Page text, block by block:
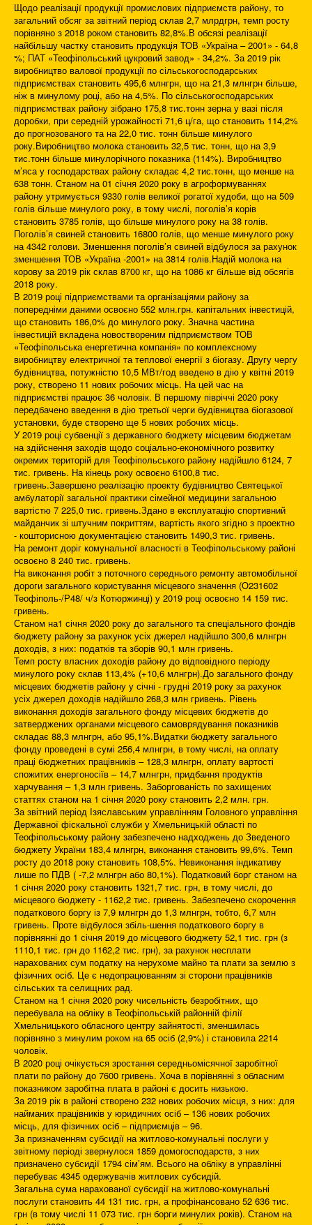
Щодо реалізації продукції промислових підприємств району, то
загальний обсяг за звітний період склав 2,7 млрдгрн, темп росту
порівняно з 2018 роком становить 82,8%.В обсязі реалізації
найбільшу частку становить продукція ТОВ «Україна – 2001» - 64,8
%; ПАТ «Теофіпольський цукровий завод» - 34,2%. За 2019 рік
виробництво валової продукції по сільськогосподарських
підприємствах становить 495,6 млнгрн, що на 21,3 млнгрн більше,
ніж в минулому році, або на 4,5%. По сільськогосподарських
підприємствах району зібрано 175,8 тис.тонн зерна у вазі після
доробки, при середній урожайності 71,6 ц/га, що становить 114,2%
до прогнозованого та на 22,0 тис. тонн більше минулого
року.Виробництво молока становить 32,5 тис. тонн, що на 3,9
тис.тонн більше минулорічного показника (114%). Виробництво
м’яса у господарствах району складає 4,2 тис.тонн, що менше на
638 тонн. Станом на 01 січня 2020 року в агроформуваннях
району утримується 9330 голів великої рогатої худоби, що на 509
голів більше минулого року, в тому числі, поголів’я корів
становить 3785 голів, що більше минулого року на 38 голів.
Поголів’я свиней становить 16800 голів, що менше минулого року
на 4342 голови. Зменшення поголів’я свиней відбулося за рахунок
зменшення ТОВ «Україна -2001» на 3814 голів.Надій молока на
корову за 2019 рік склав 8700 кг, що на 1086 кг більше від обсягів
2018 року.
В 2019 році підприємствами та організаціями району за
попередніми даними освоєно 552 млн.грн. капітальних інвестицій,
що становить 186,0% до минулого року. Значна частина
інвестицій вкладена новоствореним підприємством ТОВ
«Теофіпольська енергетична компанія» по комплексному
виробництву електричної та теплової енергії з біогазу. Другу чергу
будівництва, потужністю 10,5 МВт/год введено в дію у квітні 2019
року, створено 11 нових робочих місць. На цей час на
підприємстві працює 36 чоловік. В першому півріччі 2020 року
передбачено введення в дію третьої черги будівництва біогазової
установки, буде створено ще 5 нових робочих місць.
У 2019 році субвенції з державного бюджету місцевим бюджетам
на здійснення заходів щодо соціально-економічного розвитку
окремих територій для Теофіпольського району надійшло 6124, 7
тис. гривень. На кінець року освоєно 6100,8 тис.
гривень.Завершено реалізацію проекту будівництво Святецької
амбулаторії загальної практики сімейної медицини загальною
вартістю 7 225,0 тис. гривень.Здано в експлуатацію спортивний
майданчик зі штучним покриттям, вартість якого згідно з проектно
- кошторисною документацією становить 1490,3 тис. гривень.
На ремонт доріг комунальної власності в Теофіпольському районі
освоєно 8 240 тис. гривень.
На виконання робіт з поточного середнього ремонту автомобільної
дороги загального користування місцевого значення (О231602
Теофіполь-/Р48/ ч/з Котюржинці) у 2019 році освоєно 14 159 тис.
гривень.
Станом на1 січня 2020 року до загального та спеціального фондів
бюджету району за рахунок усіх джерел надійшло 300,6 млнгрн
доходів, з них: податків та зборів 90,1 млн гривень.
Темп росту власних доходів району до відповідного періоду
минулого року склав 113,4% (+10,6 млнгрн).До загального фонду
місцевих бюджетів району у січні - грудні 2019 року за рахунок
усіх джерел доходів надійшло 268,3 млн гривень. Рівень
виконання доходів загального фонду місцевих бюджетів до
затверджених органами місцевого самоврядування показників
складає 88,3 млнгрн, або 95,1%.Видатки бюджету загального
фонду проведені в сумі 256,4 млнгрн, в тому числі, на оплату
праці бюджетних працівників – 128,3 млнгрн, оплату вартості
спожитих енергоносіїв – 14,7 млнгрн, придбання продуктів
харчування – 1,3 млн гривень. Заборгованість по захищених
статтях станом на 1 січня 2020 року становить 2,2 млн. грн.
За звітний період Ізяславським управлінням Головного управління
Державної фіскальної служби у Хмельницькій області по
Теофіпольському району забезпечено надходжень до Зведеного
бюджету України 183,4 млнгрн, виконання становить 99,6%. Темп
росту до 2018 року становить 108,5%. Невиконання індикативу
лише по ПДВ ( -7,2 млнгрн або 80,1%). Податковий борг станом на
1 січня 2020 року становить 1321,7 тис. грн, в тому числі, до
місцевого бюджету - 1162,2 тис. гривень. Забезпечено скорочення
податкового боргу із 7,9 млнгрн до 1,3 млнгрн, тобто, 6,7 млн
гривень. Проте відбулося збіль-шення податкового боргу в
порівнянні до 1 січня 2019 до місцевого бюджету 52,1 тис. грн (з
1110,1 тис. грн до 1162,2 тис. грн), за рахунок несплати
нарахованих сум податку на нерухоме майно та плати за землю з
фізичних осіб. Це є недопрацюванням зі сторони працівників
сільських та селищних рад.
Станом на 1 січня 2020 року чисельність безробітних, що
перебувала на обліку в Теофіпольській районній філії
Хмельницького обласного центру зайнятості, зменшилась
порівняно з минулим роком на 65 осіб (2,9%) і становила 2214
чоловік.
В 2020 році очікується зростання середньомісячної заробітної
плати по району до 7600 гривень. Хоча в порівнянні з обласним
показником заробітна плата в районі є досить низькою.
За 2019 рік в районі створено 232 нових робочих місця, з них: для
найманих працівників у юридичних осіб – 136 нових робочих
місць, для фізичних осіб – підприємців – 96.
За призначенням субсидії на житлово-комунальні послуги у
звітному періоді звернулося 1859 домогосподарств, з них
призначено субсидії 1794 сім’ям. Всього на обліку в управлінні
перебуває 4345 одержувачів житлових субсидій.
Загальна сума нарахованої субсидії на житлово-комунальні
послуги становить 44 131 тис. грн, а профінансовано 52 636 тис.
грн (в тому числі 11 073 тис. грн борги минулих років). Станом на